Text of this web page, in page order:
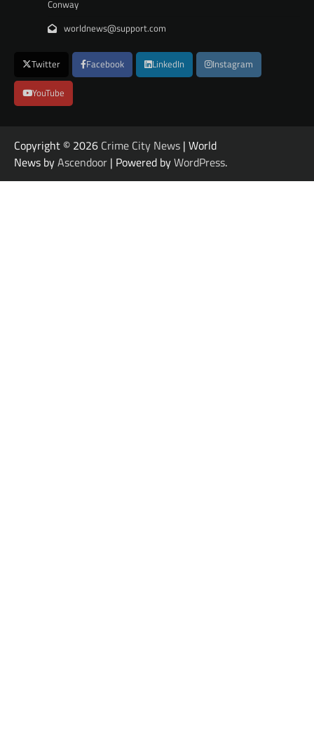
Conway
worldnews@support.com
Twitter Facebook LinkedIn Instagram
YouTube
Copyright © 2026 Crime City News | World
News byAscendoor | Powered byWordPress.